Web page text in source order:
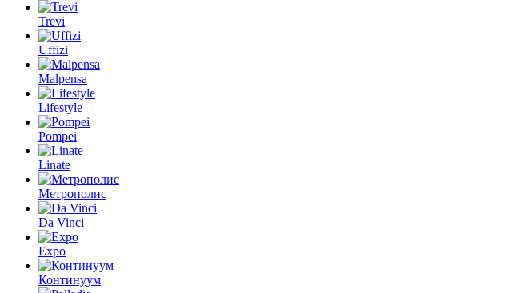
Trevi
Uffizi
Malpensa
Lifestyle
Pompei
Linate
Метрополис
Da Vinci
Expo
Континуум